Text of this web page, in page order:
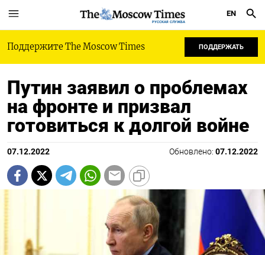
РУССКАЯ СЛУЖБА
EN
Поддержите The Moscow Times ПОДДЕРЖАТЬ
Путин заявил о проблемах
на фронте и призвал
готовиться к долгой войне
07.12.2022 Обновлено: 07.12.2022